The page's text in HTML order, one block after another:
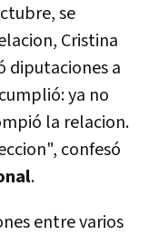
se
Cristina
diputaciones a
ya no
la relacion.
confesó
.
entre varios